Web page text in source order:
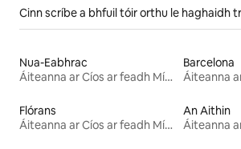
Cinn scríbe a bhfuil tóir orthu le haghaidh
Nua-Eabhrac
Áiteanna ar Cíos ar feadh Míosa
Barcelona
Flórans
Áiteanna ar Cíos ar feadh Míosa
An Aithin